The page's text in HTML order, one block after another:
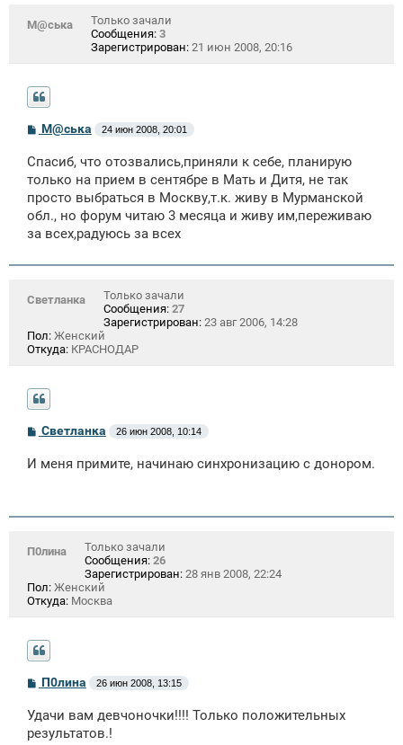
М@ська
Только зачали
Сообщения: 3
Зарегистрирован: 21 июн 2008, 20:16
С
о
б
щ
н
и
М@ська 24 июн 2008, 20:01
Спасиб, что отозвались,приняли к себе, планирую
только на прием в сентябре в Мать и Дитя, не так
просто выбраться в Москву,т.к. живу в Мурманской
обл., но форум читаю 3 месяца и живу им,переживаю
за всех,радуюсь за всех
Светланка
Только зачали
Сообщения: 27
Зарегистрирован: 23 авг 2006, 14:28
Пол: Женский
Откуда: КРАСНОДАР
С
о
б
и
Светланка 26 июн 2008, 10:14
И меня примите, начинаю синхронизацию с донором.
П0лина
Только зачали
Сообщения: 26
Зарегистрирован: 28 янв 2008, 22:24
Пол: Женский
Откуда: Москва
С
о
б
щ
П0лина 26 июн 2008, 13:15
Удачи вам девчоночки!!!! Только положительных
результатов.!